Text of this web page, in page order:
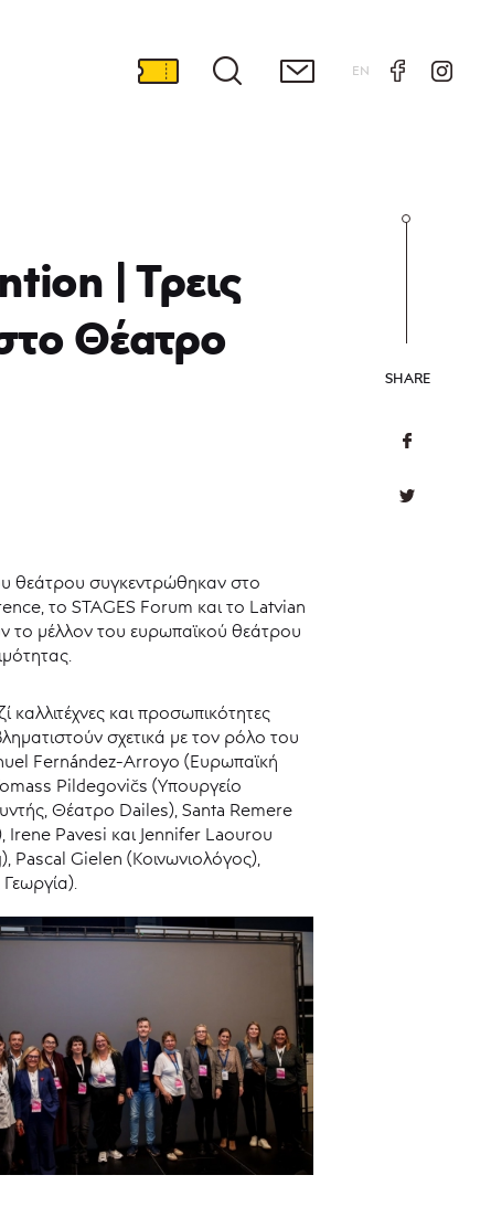
EN
| Τρεις
Θέατρο
SHARE
θεάτρου συγκεντρώθηκαν στο
το STAGES Forum και το Latvian
το μέλλον του ευρωπαϊκού θεάτρου
και προσωπικότητες
σχετικά με τον ρόλο του
Fernández-Arroyo (Ευρωπαϊκή
Pildegovičs (Υπουργείο
Θέατρο Dailes), Santa Remere
Pavesi και Jennifer Laourou
Gielen (Κοινωνιολόγος),